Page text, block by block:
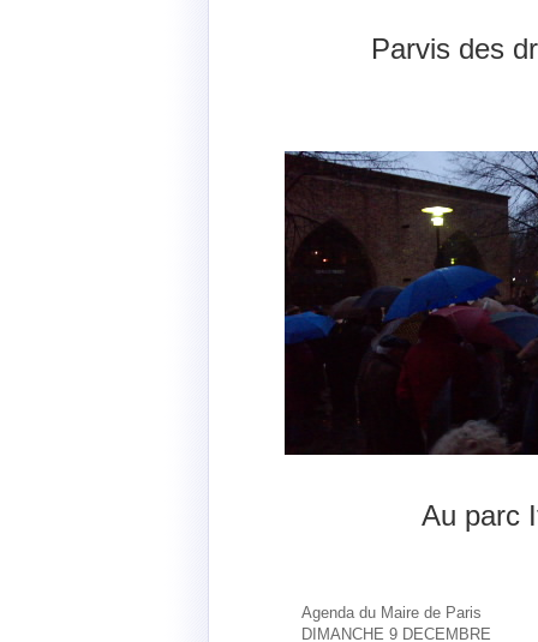
Parvis des
Au parc
Agenda du Maire de Paris
DIMANCHE 9 DECEMBRE